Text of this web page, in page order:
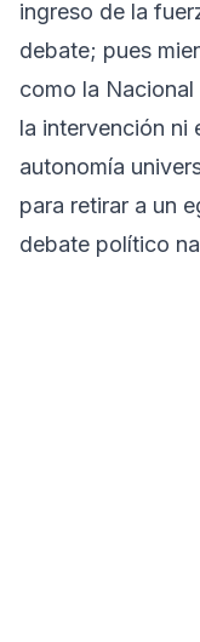
ingreso de la
debate; pues
como la
la intervención ni
autonomía
para retirar a un
debate político